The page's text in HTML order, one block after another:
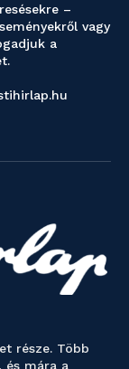
–
vagy
a
része. Több
és mára a